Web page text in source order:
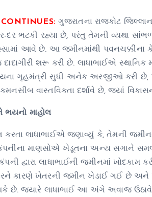
ગુજરાતના રાજકોટ
દર ભટકી રહ્યા છે, પરંતુ તેમની વ્યથા
આવે છે. આ જમીનમાંથી
શરૂ કરી છે. લાધાભાઈએ સ્થાનિક
ગૃહમંત્રી સુધી અનેક અરજીઓ કરી છે,
વાસ્તવિકતા દર્શાવે છે, જ્યાં
ભયનો માહોલ
કરતા લાધાભાઈએ જણાવ્યું કે, તેમની
કંપનીના માણસોએ ખેડૂતના અન્ય સગાને
દ્વારા લાધાભાઈની જમીનમાં ખોદકામ
કારણે ખેતરની જમીન ખેડાઈ ગઈ છે અને
છે. જ્યારે લાધાભાઈ આ અંગે અવાજ